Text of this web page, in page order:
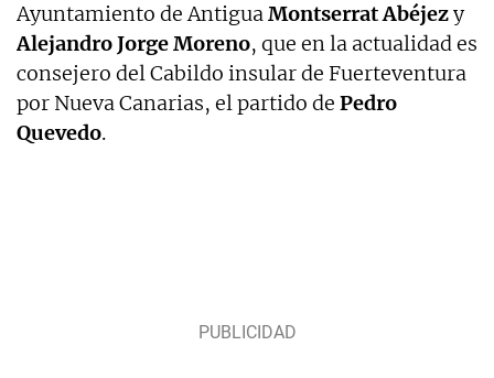
Ayuntamiento de AntiguaMontserrat Abéjezy
Alejandro Jorge Moreno, que en la actualidad es
consejero del Cabildo insular de Fuerteventura
por Nueva Canarias, el partido de Pedro
Quevedo.